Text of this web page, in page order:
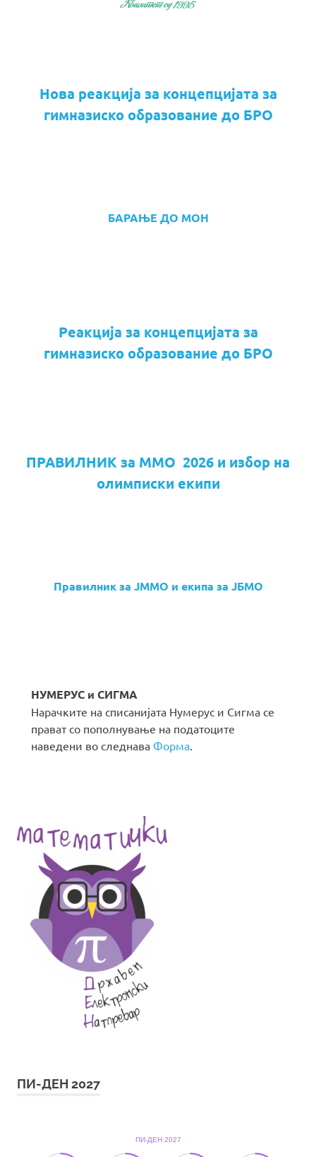
Нова реакција за концепцијата за
гимназиско образование до БРО
БАРАЊЕ ДО МОН
Реакција за концепцијата за
гимназиско образование до БРО
ПРАВИЛНИК за ММО 2026 и избор на
олимписки екипи
Правилник за ЈММО и екипа за ЈБМО
НУМЕРУС и СИГМА
Нарачките на списанијата Нумерус и Сигма се
прават со пополнување на податоците
наведени во следнава Форма
ПИ-ДЕН 2027